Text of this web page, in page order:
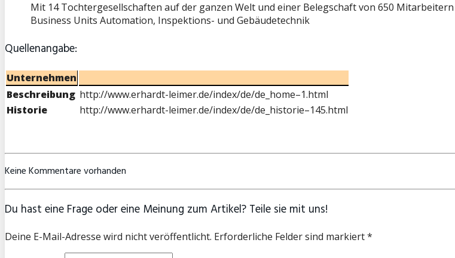
Mit 14 Tochtergesellschaften auf der ganzen Welt und einer Belegschaft von 650
Business Units Automation, Inspektions- und Gebäudetechnik
Quellenangabe:
Unternehmen
Beschreibung http://www.erhardt-leimer.de/index/de/de_home–1.html
Historie
http://www.erhardt-leimer.de/index/de/de_historie–145.html
Keine Kommentare vorhanden
Du hast eine Frage oder eine Meinung zum Artikel? Teile sie mit uns!
Deine E-Mail-Adresse wird nicht veröffentlicht. Erforderliche Felder sind markiert *